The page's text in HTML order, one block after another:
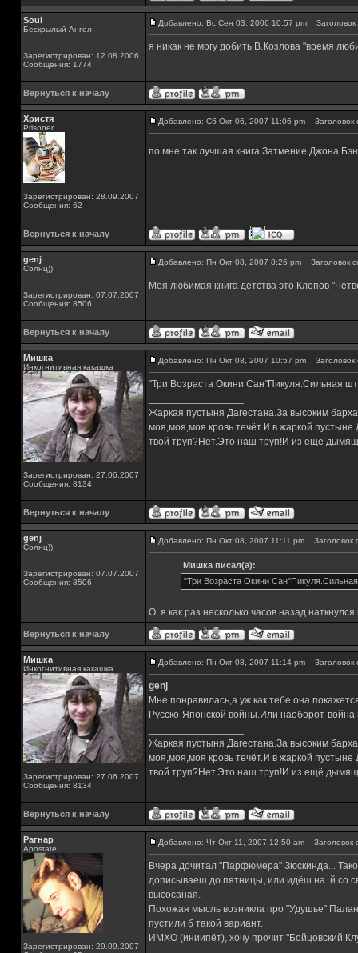
Soul
Бескрылый Ангел
Зарегистрирован: 12.08.2006
Сообщения: 1774
Добавлено: Вс Сен 03, 2006 10:57 pm
я никак не могу добить В.Козлова "время
Вернуться к началу
Христя
Prisoner
Зарегистрирован: 28.09.2007
Сообщения: 62
Добавлено: Сб Окт 06, 2007 11:06 pm Заголовок
по мне так лучшая книга Затмение Джона
Вернуться к началу
genj
Солнц))
Зарегистрирован: 07.07.2007
Сообщения: 8506
Добавлено: Пн Окт 08, 2007 8:26 pm Заголовок
Моя любимая книга детства это Клепов
Вернуться к началу
Мишка
Инкогнитивная какашка
Зарегистрирован: 27.06.2007
Сообщения: 8134
Добавлено: Пн Окт 08, 2007 10:57 pm Заголовок
"Три Возраста Окини Сан"Пикуля.Сильная
Жаркая пустыня Дагестана.За высоким
моя,моя,моя кровь течёт.И в жаркой
твой труп?Нет.Это наш труп!И из ещё
Вернуться к началу
genj
Солнц))
Зарегистрирован: 07.07.2007
Сообщения: 8506
Добавлено: Пн Окт 08, 2007 11:11 pm Заголовок
Мишка писал(а):
"Три Возраста Окини
О, я как раз несколько часов назад
Вернуться к началу
Мишка
Инкогнитивная какашка
Зарегистрирован: 27.06.2007
Сообщения: 8134
Добавлено: Пн Окт 08, 2007 11:14 pm Заголовок
genj
Мне понравилась,а уж как тебе она
Русско-Японской войны.Или наоборот-
Жаркая пустыня Дагестана.За высоким
моя,моя,моя кровь течёт.И в жаркой
твой труп?Нет.Это наш труп!И из ещё
Вернуться к началу
Рагнар
Apostate
Зарегистрирован: 29.09.2007
Добавлено: Чт Окт 11, 2007 12:50 am Заголовок
Вчера дочитал "Парфюмера" Зюскинда...
дописываеш до пятницы, или идёш на..й со
высосаная.
Похожая мысль возникла про "Удушье"
пустили б такой вариант.
ИМХО (иниипёт), хочу прочит "Бойцовский